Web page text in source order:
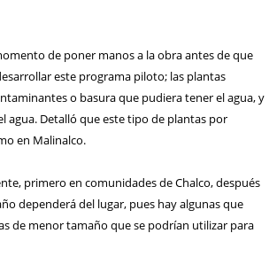
de poner manos a la obra antes de que
este programa piloto; las plantas
o basura que pudiera tener el agua, y
agua. Detalló que este tipo de plantas por
en Malinalco.
primero en comunidades de Chalco, después
dependerá del lugar, pues hay algunas que
de menor tamaño que se podrían utilizar para